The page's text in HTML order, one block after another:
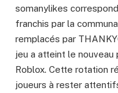
somanylikes
franchis par la
remplacés par
jeu a atteint le
Roblox. Cette rotation
joueurs à rester